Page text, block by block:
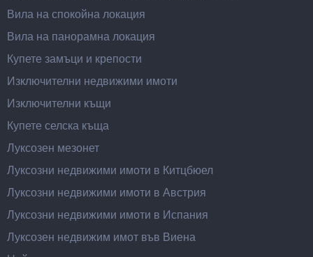
Вила на спокойна локация
Вила на панорамна локация
Купете замъци и крепости
Изключителни недвижими имоти
Изключителни къщи
Купете селска къща
Луксозен мезонет
Луксозни недвижими имоти в Китцбюел
Луксозни недвижими имоти в Австрия
Луксозни недвижими имоти в Испания
Луксозен недвижим имот във Виена